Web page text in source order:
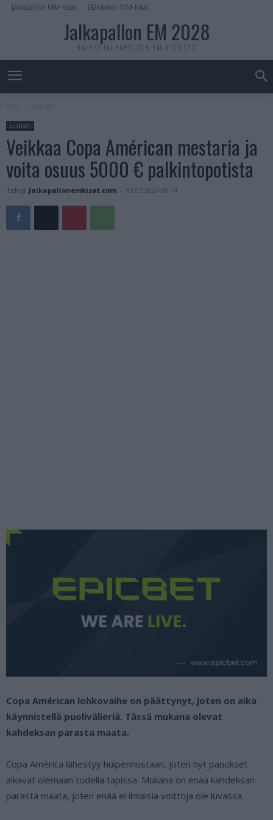
Jalkapallon MM-kisat Jääkiekon MM-kisat
Jalkapallon EM 2028
KAIKKI JALKAPALLON EM-KISOISTA
uutiset
Veikkaa Copa Américan mestaria ja
voita osuus 5000 € palkintopotista
Tekijä Jalkapallonemkisat.com - 03.07.2024 08:14
Copa Américan lohkovaihe on päättynyt, joten on aika
käynnistellä puolivälieriä. Tässä mukana olevat
kahdeksan parasta maata.
Copa América lähestyy huipennustaan, joten nyt panokset
alkavat olemaan todella tapissa. Mukana on enää kahdeksan
parasta maata, joten enää ei ilmaisia voittoja ole luvassa.